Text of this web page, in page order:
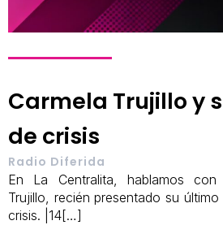
Carmela Trujillo y
de crisis
Radio Diferida
En La Centralita, hablamos con
Trujillo, recién presentado su
crisis. |14[…]